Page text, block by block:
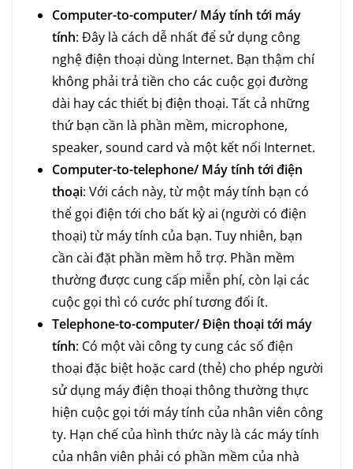
Computer-to-computer/ Máy tính tới máy
tính: Đây là cách dễ nhất để sử dụng công
nghệ điện thoại dùng Internet. Bạn thậm chí
không phải trả tiền cho các cuộc gọi đường
dài hay các thiết bị điện thoại. Tất cả những
thứ bạn cần là phần mềm, microphone,
speaker, sound card và một kết nối Internet.
Computer-to-telephone/ Máy tính tới điện
thoại: Với cách này, từ một máy tính bạn có
thể gọi điện tới cho bất kỳ ai (người có điện
thoại) từ máy tính của bạn. Tuy nhiên, bạn
cần cài đặt phần mềm hỗ trợ. Phần mềm
thường được cung cấp miễn phí, còn lại các
cuộc gọi thì có cước phí tương đối ít.
Telephone-to-computer/ Điện thoại tới máy
tính: Có một vài công ty cung các số điện
thoại đặc biệt hoặc card (thẻ) cho phép người
sử dụng máy điện thoại thông thường thực
hiện cuộc gọi tới máy tính của nhân viên công
ty. Hạn chế của hình thức này là các máy tính
của nhân viên phải có phần mềm của nhà